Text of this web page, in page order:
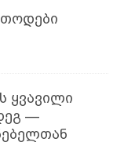
ყვავილი
—